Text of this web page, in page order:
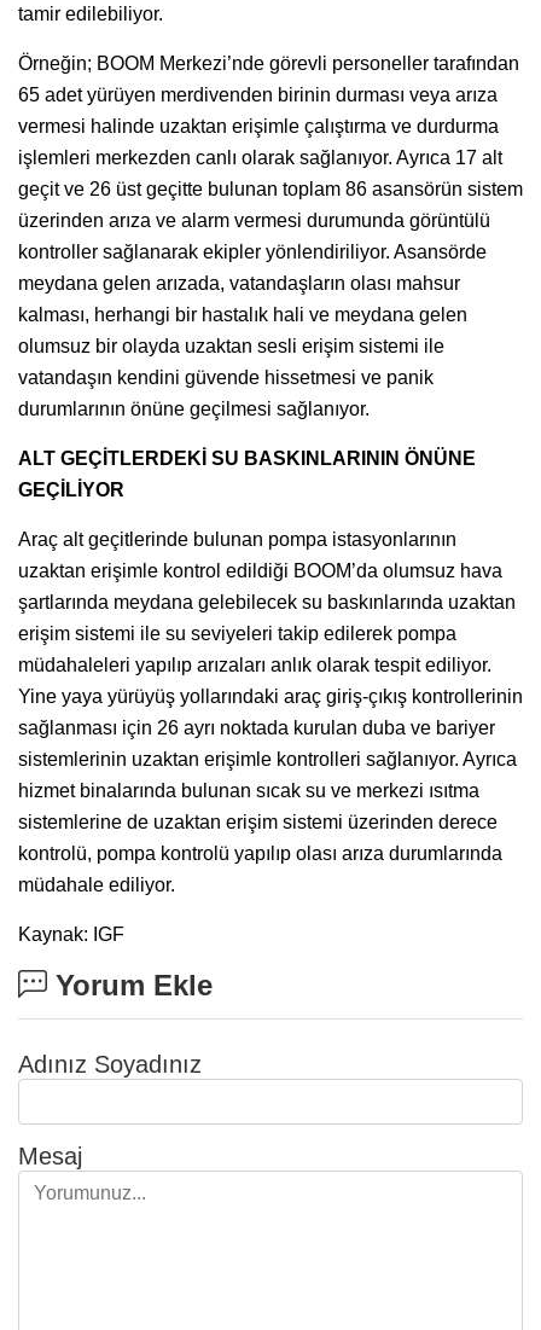
tamir edilebiliyor.
Örneğin; BOOM Merkezi’nde görevli personeller tarafından
65 adet yürüyen merdivenden birinin durması veya arıza
vermesi halinde uzaktan erişimle çalıştırma ve durdurma
işlemleri merkezden canlı olarak sağlanıyor. Ayrıca 17 alt
geçit ve 26 üst geçitte bulunan toplam 86 asansörün sistem
üzerinden arıza ve alarm vermesi durumunda görüntülü
kontroller sağlanarak ekipler yönlendiriliyor. Asansörde
meydana gelen arızada, vatandaşların olası mahsur
kalması, herhangi bir hastalık hali ve meydana gelen
olumsuz bir olayda uzaktan sesli erişim sistemi ile
vatandaşın kendini güvende hissetmesi ve panik
durumlarının önüne geçilmesi sağlanıyor.
ALT GEÇİTLERDEKİ SU BASKINLARININ ÖNÜNE
GEÇİLİYOR
Araç alt geçitlerinde bulunan pompa istasyonlarının
uzaktan erişimle kontrol edildiği BOOM’da olumsuz hava
şartlarında meydana gelebilecek su baskınlarında uzaktan
erişim sistemi ile su seviyeleri takip edilerek pompa
müdahaleleri yapılıp arızaları anlık olarak tespit ediliyor.
Yine yaya yürüyüş yollarındaki araç giriş-çıkış kontrollerinin
sağlanması için 26 ayrı noktada kurulan duba ve bariyer
sistemlerinin uzaktan erişimle kontrolleri sağlanıyor. Ayrıca
hizmet binalarında bulunan sıcak su ve merkezi ısıtma
sistemlerine de uzaktan erişim sistemi üzerinden derece
kontrolü, pompa kontrolü yapılıp olası arıza durumlarında
müdahale ediliyor.
Kaynak: IGF
Yorum Ekle
Adınız Soyadınız
Mesaj